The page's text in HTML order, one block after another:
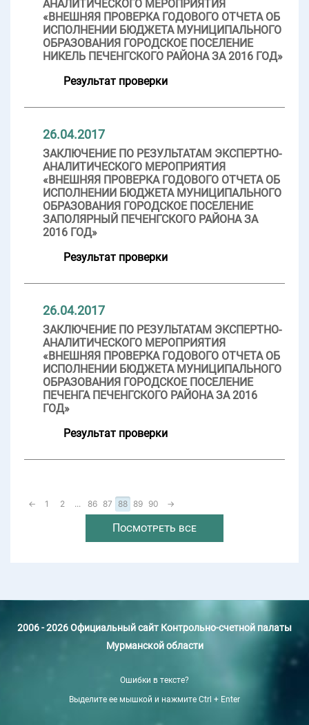
АНАЛИТИЧЕСКОГО МЕРОПРИЯТИЯ
«ВНЕШНЯЯ ПРОВЕРКА ГОДОВОГО ОТЧЕТА ОБ
ИСПОЛНЕНИИ БЮДЖЕТА МУНИЦИПАЛЬНОГО
ОБРАЗОВАНИЯ ГОРОДСКОЕ ПОСЕЛЕНИЕ
НИКЕЛЬ ПЕЧЕНГСКОГО РАЙОНА ЗА 2016 ГОД»
Результат проверки
26.04.2017
ЗАКЛЮЧЕНИЕ ПО РЕЗУЛЬТАТАМ ЭКСПЕРТНО-
АНАЛИТИЧЕСКОГО МЕРОПРИЯТИЯ
«ВНЕШНЯЯ ПРОВЕРКА ГОДОВОГО ОТЧЕТА ОБ
ИСПОЛНЕНИИ БЮДЖЕТА МУНИЦИПАЛЬНОГО
ОБРАЗОВАНИЯ ГОРОДСКОЕ ПОСЕЛЕНИЕ
ЗАПОЛЯРНЫЙ ПЕЧЕНГСКОГО РАЙОНА ЗА
2016 ГОД»
Результат проверки
26.04.2017
ЗАКЛЮЧЕНИЕ ПО РЕЗУЛЬТАТАМ ЭКСПЕРТНО-
АНАЛИТИЧЕСКОГО МЕРОПРИЯТИЯ
«ВНЕШНЯЯ ПРОВЕРКА ГОДОВОГО ОТЧЕТА ОБ
ИСПОЛНЕНИИ БЮДЖЕТА МУНИЦИПАЛЬНОГО
ОБРАЗОВАНИЯ ГОРОДСКОЕ ПОСЕЛЕНИЕ
ПЕЧЕНГА ПЕЧЕНГСКОГО РАЙОНА ЗА 2016
ГОД»
Результат проверки
← 1 2 ... 86 87 88 89 90 →
Посмотреть все
2006 - 2026 Официальный сайт Контрольно-счетной палаты
Мурманской области
Ошибки в тексте?
Выделите ее мышкой и нажмите Ctrl + Enter